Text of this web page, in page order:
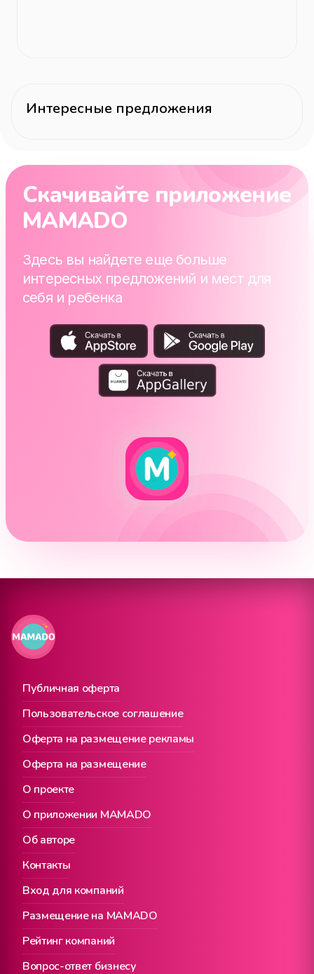
Интересные предложения
Скачивайте приложение
MAMADO
Здесь вы найдете еще больше
интересных предложений и мест для
себя и ребенка
Публичная оферта
О проекте
Вход для компаний
Пользовательское соглашение
О приложении MAMADO
Размещение на MAMADO
Оферта на размещение рекламы
Об авторе
Рейтинг компаний
Оферта на размещение
Контакты
Вопрос-ответ бизнесу